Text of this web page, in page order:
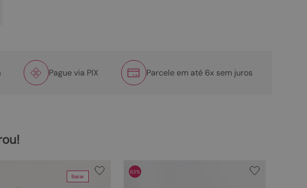
Pague via PIX Parcele em até 6x sem juros
Bazar
63%